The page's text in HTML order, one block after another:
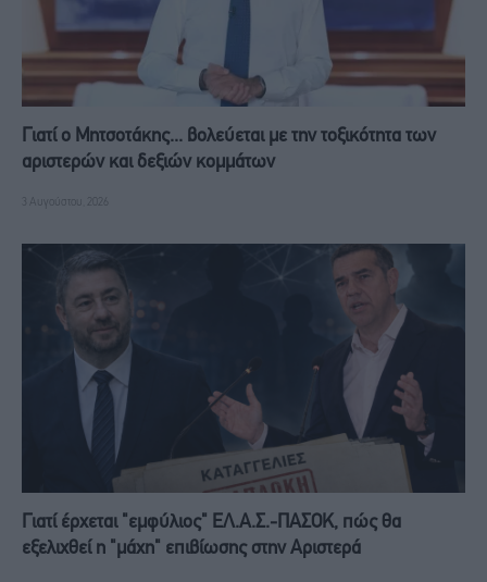
Γιατί ο Μητσοτάκης... βολεύεται με την τοξικότητα των
αριστερών και δεξιών κομμάτων
3 Αυγούστου, 2026
Γιατί έρχεται "εμφύλιος" ΕΛ.Α.Σ.-ΠΑΣΟΚ, πώς θα
εξελιχθεί η "μάχη" επιβίωσης στην Αριστερά